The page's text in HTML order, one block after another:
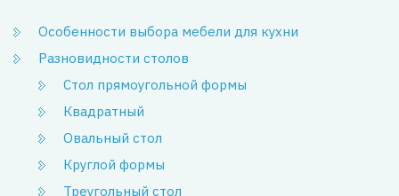
Особенности выбора мебели для кухни
Разновидности столов
Стол прямоугольной формы
Квадратный
Овальный стол
Круглой формы
Треугольный стол